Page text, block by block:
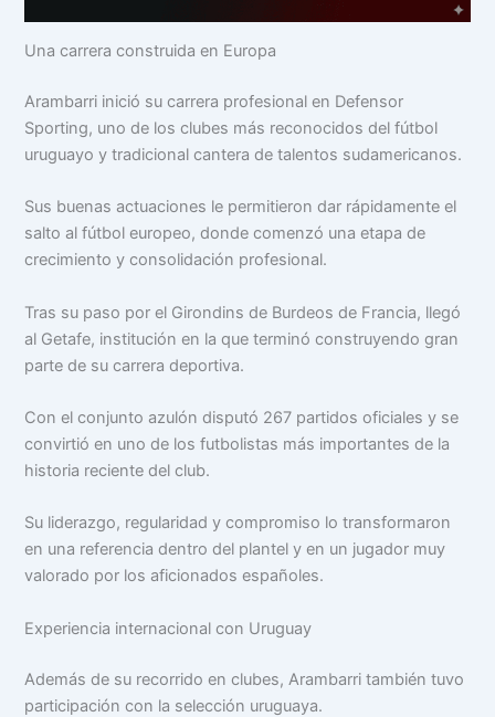
Una carrera construida en Europa
Arambarri inició su carrera profesional en Defensor
Sporting, uno de los clubes más reconocidos del fútbol
uruguayo y tradicional cantera de talentos sudamericanos.
Sus buenas actuaciones le permitieron dar rápidamente el
salto al fútbol europeo, donde comenzó una etapa de
crecimiento y consolidación profesional.
Tras su paso por el Girondins de Burdeos de Francia, llegó
al Getafe, institución en la que terminó construyendo gran
parte de su carrera deportiva.
Con el conjunto azulón disputó 267 partidos oficiales y se
convirtió en uno de los futbolistas más importantes de la
historia reciente del club.
Su liderazgo, regularidad y compromiso lo transformaron
en una referencia dentro del plantel y en un jugador muy
valorado por los aficionados españoles.
Experiencia internacional con Uruguay
Además de su recorrido en clubes, Arambarri también tuvo
participación con la selección uruguaya.